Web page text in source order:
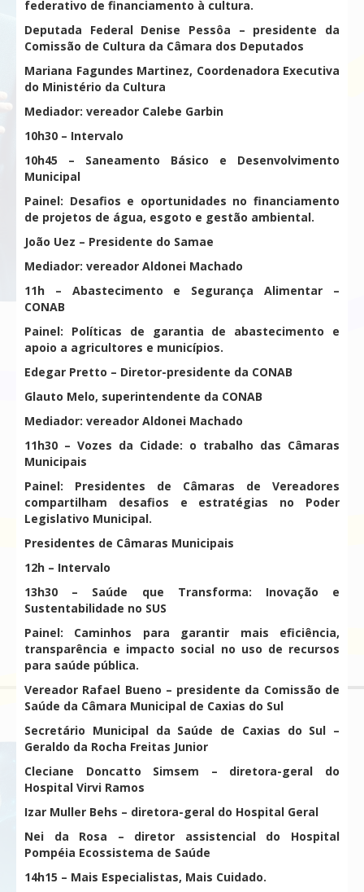
federativo de financiamento à cultura.
Deputada Federal Denise Pessôa – presidente da
Comissão de Cultura da Câmara dos Deputados
Mariana Fagundes Martinez, Coordenadora Executiva
do Ministério da Cultura
Mediador: vereador Calebe Garbin
10h30 – Intervalo
10h45 – Saneamento Básico e Desenvolvimento
Municipal
Painel: Desafios e oportunidades no financiamento
de projetos de água, esgoto e gestão ambiental.
João Uez – Presidente do Samae
Mediador: vereador Aldonei Machado
11h – Abastecimento e Segurança Alimentar –
CONAB
Painel: Políticas de garantia de abastecimento e
apoio a agricultores e municípios.
Edegar Pretto – Diretor-presidente da CONAB
Glauto Melo, superintendente da CONAB
Mediador: vereador Aldonei Machado
11h30 – Vozes da Cidade: o trabalho das Câmaras
Municipais
Painel: Presidentes de Câmaras de Vereadores
compartilham desafios e estratégias no Poder
Legislativo Municipal.
Presidentes de Câmaras Municipais
12h – Intervalo
13h30 – Saúde que Transforma: Inovação e
Sustentabilidade no SUS
Painel: Caminhos para garantir mais eficiência,
transparência e impacto social no uso de recursos
para saúde pública.
Vereador Rafael Bueno – presidente da Comissão de
Saúde da Câmara Municipal de Caxias do Sul
Secretário Municipal da Saúde de Caxias do Sul –
Geraldo da Rocha Freitas Junior
Cleciane Doncatto Simsem – diretora-geral do
Hospital Virvi Ramos
Izar Muller Behs – diretora-geral do Hospital Geral
Nei da Rosa – diretor assistencial do Hospital
Pompéia Ecossistema de Saúde
14h15 – Mais Especialistas, Mais Cuidado.